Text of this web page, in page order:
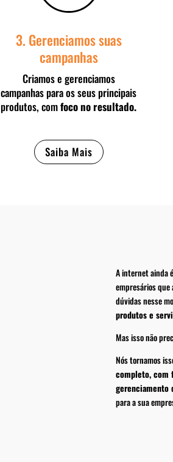
3. Gerenciamos suas
campanhas
Criamos e gerenciamos
campanhas para os seus principais
produtos, comfoco no resultado.
Saiba Mais
A internet ainda
empresários
dúvidas nesse
produtos e
Mas isso não
Nós tornamos
completo, com
gerenciamento
para a sua